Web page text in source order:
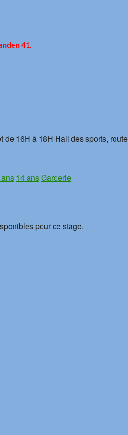
41.
de 16H à 18H Hall des sports, route
14 ansGarderie
pour ce stage.